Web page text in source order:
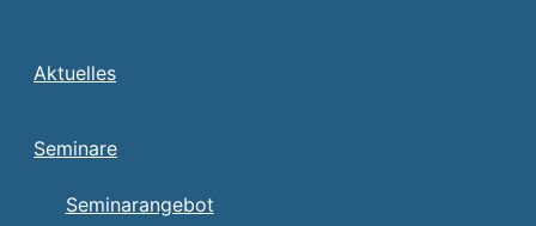
Aktuelles
Seminare
Seminarangebot